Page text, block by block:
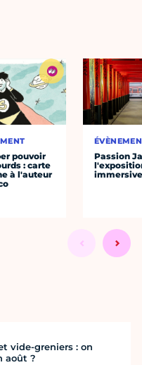
pouvoir
: carte
à l'auteur
Passion
vide-greniers : on
août ?